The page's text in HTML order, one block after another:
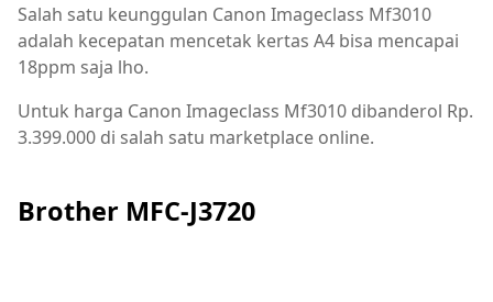
Salah satu keunggulan Canon Imageclass Mf3010
adalah kecepatan mencetak kertas A4 bisa mencapai
18ppm saja lho.
Untuk harga Canon Imageclass Mf3010 dibanderol Rp.
3.399.000 di salah satu marketplace online.
Brother MFC-J3720